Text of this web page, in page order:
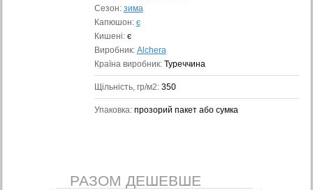
Сезон: зима
Капюшон: є
Кишені: є
Виробник: Alchera
Країна виробник: Туреччина
Щільність, гр/м2: 350
Упаковка: прозорий пакет або сумка
РАЗОМ ДЕШЕВШЕ